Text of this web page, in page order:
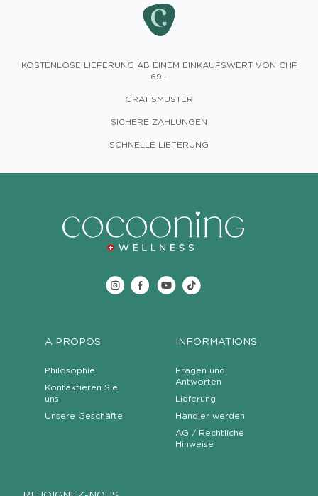
KOSTENLOSE LIEFERUNG AB EINEM EINKAUFSWERT VON CHF
69.-
GRATISMUSTER
SICHERE ZAHLUNGEN
SCHNELLE LIEFERUNG
A PROPOS
Philosophie
Kontaktieren Sie
uns
Unsere Geschäfte
INFORMATIONS
Fragen und
Antworten
Lieferung
Händler werden
AG / Rechtliche
Hinweise